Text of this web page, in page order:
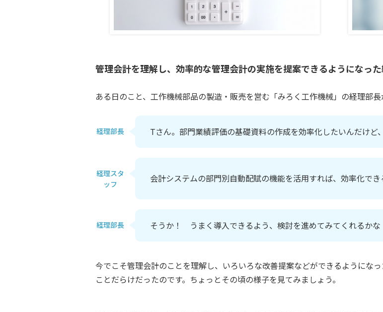
管理会計を理解し、効率的な管理会計の実施を提案できるようになっ
ある日のこと、工作機械部品の製造・販売を営む「みろく工作機械」の経理部
経理部長 Tさん。部門業績評価の基礎資料の作成を効率化したいんだけど
経理スタ
ッフ
会計システムの部門別自動配賦の機能を活用すれば、効率化で
経理部長 そうか！ うまく導入できるよう、検討を進めてみてくれるかな
今でこそ管理会計のことを理解し、いろいろな改善提案などができるようにな
ことだらけだったのです。ちょっとその頃の様子を見てみましょう。